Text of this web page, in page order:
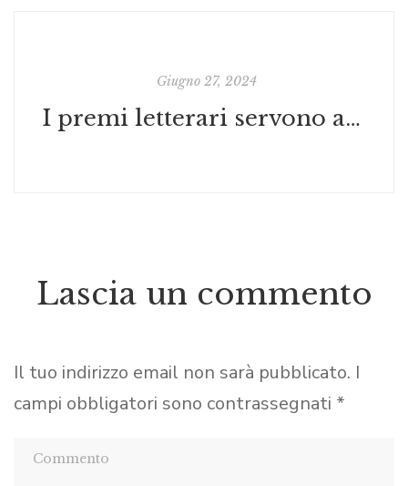
Giugno 27, 2024
I premi letterari servono ancora?
Lascia un commento
Il tuo indirizzo email non sarà pubblicato. I
campi obbligatori sono contrassegnati *